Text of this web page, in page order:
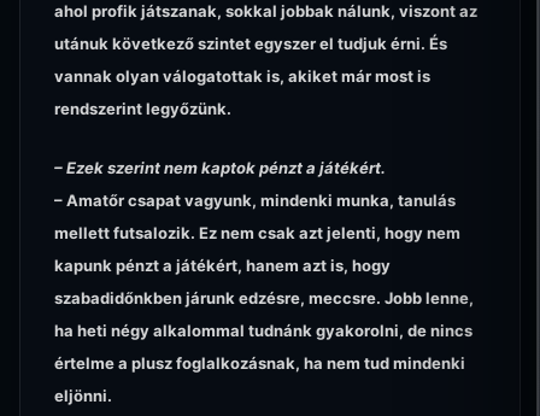
ahol profik játszanak, sokkal jobbak nálunk, viszont az
utánuk következő szintet egyszer el tudjuk érni. És
vannak olyan válogatottak is, akiket már most is
rendszerint legyőzünk.
– Ezek szerint nem kaptok pénzt a játékért.
– Amatőr csapat vagyunk, mindenki munka, tanulás
mellett futsalozik. Ez nem csak azt jelenti, hogy nem
kapunk pénzt a játékért, hanem azt is, hogy
szabadidőnkben járunk edzésre, meccsre. Jobb lenne,
ha heti négy alkalommal tudnánk gyakorolni, de nincs
értelme a plusz foglalkozásnak, ha nem tud mindenki
eljönni.